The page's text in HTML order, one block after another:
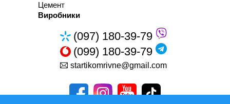
Цемент
Виробники
(097) 180-39-79
(099) 180-39-79
startikomrivne@gmail.com